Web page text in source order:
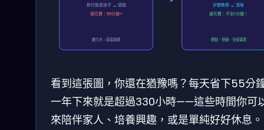
對付挑食孩子 → 煩惱
總花費：55分鐘+
壓力大、容易放棄
步驟教學 → 清晰
總花費：不到1分鐘！
輕鬆、快速、全家滿意
看到這張圖，你還在猶豫嗎？每天省下55分
一年下來就是超過330小時——這些時間你可
來陪伴家人、培養興趣，或是單純好好休息。